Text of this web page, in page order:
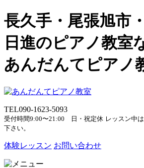
長久手・尾張旭市
日進のピアノ教室
あんだんてピアノ
TEL090-1623-5093
受付時間9:00〜21:00 日・祝定休 レッスン中
下さい。
体験レッスン お問い合わせ